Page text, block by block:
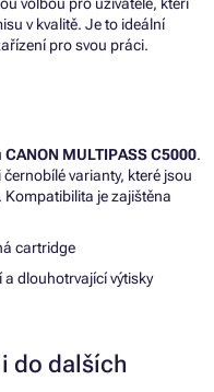
volbou pro uživatele, kteří
v kvalitě. Je to ideální
pro svou práci.
CANON MULTIPASS C5000.
varianty, které jsou
Kompatibilita je zajištěna
cartridge
dlouhotrvající výtisky
do dalších